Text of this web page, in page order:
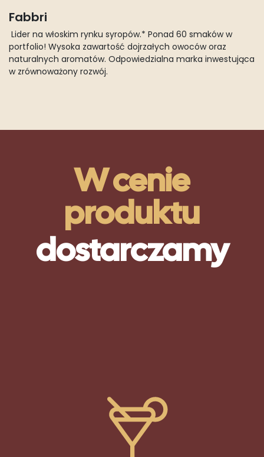
Fabbri
Lider na włoskim rynku syropów.* Ponad 60 smaków w
portfolio! Wysoka zawartość dojrzałych owoców oraz
naturalnych aromatów. Odpowiedzialna marka inwestująca
w zrównoważony rozwój.
W cenie
produktu
dostarczamy